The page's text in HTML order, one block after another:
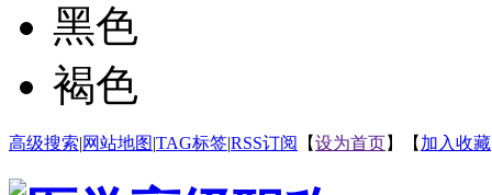
黑色
褐色
高级搜索|网站地图|TAG标签|RSS订阅 【设为首页】【 加入收藏